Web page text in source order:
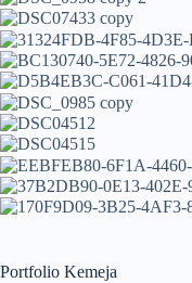
Portfolio Kemeja